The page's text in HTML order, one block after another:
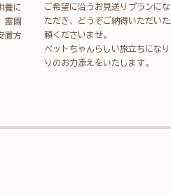
養に
霊園
置方
ご希望に沿うお見送りプランに
ただき、どうぞご納得いただい
頼くださいませ。
ペットちゃんらしい旅立ちにな
りのお力添えをいたします。